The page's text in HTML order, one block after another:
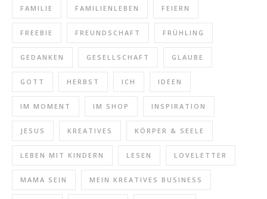
FAMILIE FAMILIENLEBEN FEIERN
FREEBIE FREUNDSCHAFT FRÜHLING
GEDANKEN GESELLSCHAFT GLAUBE
GOTT HERBST ICH IDEEN
IM MOMENT IM SHOP INSPIRATION
JESUS KREATIVES KÖRPER & SEELE
LEBEN MIT KINDERN LESEN LOVELETTER
MAMA SEIN MEIN KREATIVES BUSINESS